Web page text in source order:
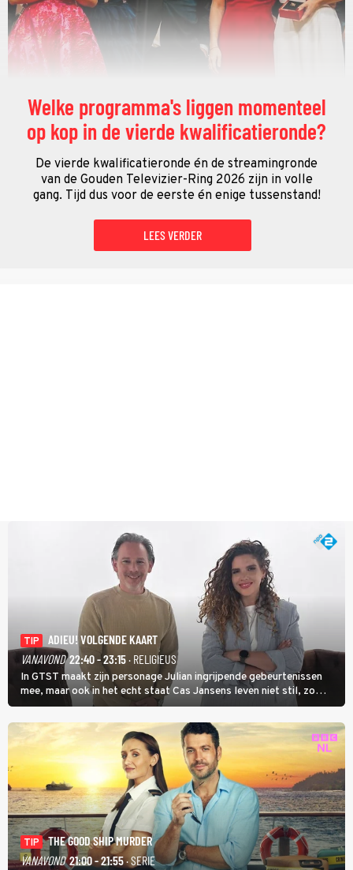
Welke programma's liggen momenteel
op kop in de vierde kwalificatieronde?
De vierde kwalificatieronde én de streamingronde
van de Gouden Televizier-Ring 2026 zijn in volle
gang. Tijd dus voor de eerste én enige tussenstand!
LEES VERDER
TIP
ADIEU! VOLGENDE KAART
VANAVOND 22:40 - 23:15· RELIGIEUS
In GTST maakt zijn personage Julian ingrijpende gebeurtenissen
mee, maar ook in het echt staat Cas Jansens leven niet stil, zo
vertelt hij in Adieu! Volgende Kaart.
TIP
THE GOOD SHIP MURDER
VANAVOND 21:00 - 21:55· SERIE